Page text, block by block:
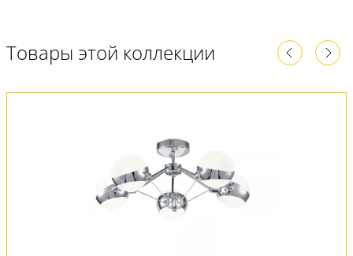
Товары этой коллекции